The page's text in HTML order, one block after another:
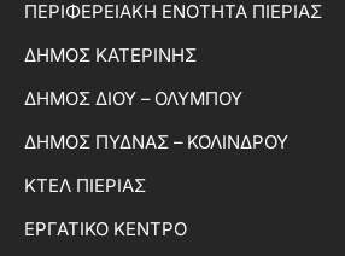
ΠΕΡΙΦΕΡΕΙΑΚΗ ΕΝΟΤΗΤΑ ΠΙΕΡΙΑΣ
ΔΗΜΟΣ ΚΑΤΕΡΙΝΗΣ
ΔΗΜΟΣ ΔΙΟΥ – ΟΛΥΜΠΟΥ
ΔΗΜΟΣ ΠΥΔΝΑΣ – ΚΟΛΙΝΔΡΟΥ
ΚΤΕΛ ΠΙΕΡΙΑΣ
ΕΡΓΑΤΙΚΟ ΚΕΝΤΡΟ